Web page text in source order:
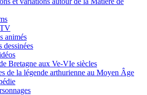
animés
dessinées
Bretagne aux Ve-VIe siècles
de la légende arthurienne au Moyen Âge